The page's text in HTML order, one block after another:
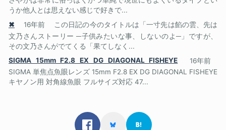
うか他人とは思えない感じで好きで...
✖
16年前
この日記の今のタイトルは「一寸先は餡の雲、先は
文乃さんストーリー ─子供みたいな事、しないのよ─」ですが、
その文乃さんがでてくる「果てしなく...
SIGMA 15mm F2.8 EX DG DIAGONAL FISHEYE
16年前
SIGMA 単焦点魚眼レンズ 15mm F2.8 EX DG DIAGONAL FISHEYE
キヤノン用 対角線魚眼 フルサイズ対応 47...